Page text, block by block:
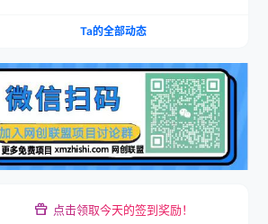
Ta的全部动态
点击领取今天的签到奖励！